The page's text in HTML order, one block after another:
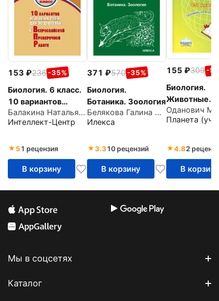
153 236 -35%
Биология. 6 класс.
10 вариантов
итоговых работ
для подготовки к
проверочной
работе
Балакина Наталья Анатольевна
Интеллект-Центр
51 рецензия
В корзину
371 570 -35%
Биология.
Ботаника. Зоология
Белякова Галина Алексеевна
Илекса
3.310 рецензий
В корзину
155 309 -
Биология.
Животные.
классы.
Подготовка
Планета (уч)
4.82
В корзину
Мы в соцсетях
Каталог